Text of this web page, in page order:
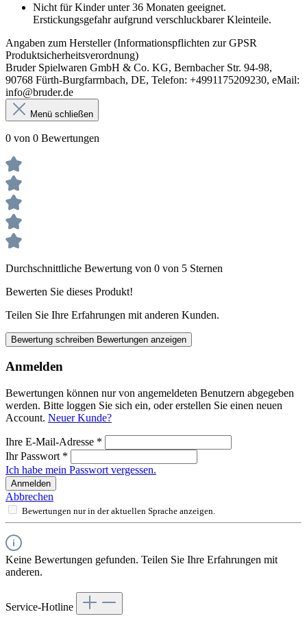
Nicht für Kinder unter 36 Monaten geeignet.
Erstickungsgefahr aufgrund verschluckbarer Kleinteile.
Angaben zum Hersteller (Informationspflichten zur GPSR
Produktsicherheitsverordnung)
Bruder Spielwaren GmbH & Co. KG, Bernbacher Str. 94-98,
90768 Fürth-Burgfarrnbach, DE, Telefon: +4991175209230, eMail:
info@bruder.de
Menü schließen
0 von 0 Bewertungen
Durchschnittliche Bewertung von 0 von 5 Sternen
Bewerten Sie dieses Produkt!
Teilen Sie Ihre Erfahrungen mit anderen Kunden.
Bewertung schreiben Bewertungen anzeigen
Anmelden
Bewertungen können nur von angemeldeten Benutzern abgegeben
werden. Bitte loggen Sie sich ein, oder erstellen Sie einen neuen
Account. Neuer Kunde?
Ihre E-Mail-Adresse *
Ihr Passwort *
Ich habe mein Passwort vergessen.
Anmelden
Abbrechen
Bewertungen nur in der aktuellen Sprache anzeigen.
Keine Bewertungen gefunden. Teilen Sie Ihre Erfahrungen mit
anderen.
Service-Hotline